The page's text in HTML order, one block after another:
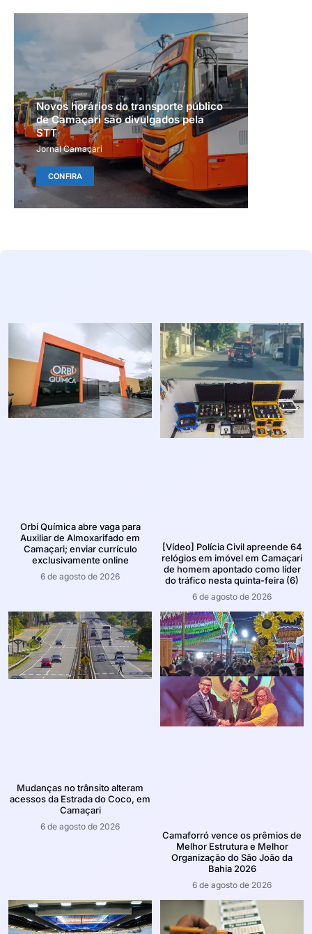
Novos horários do transporte público
de Camaçari são divulgados pela
STT
Jornal Camaçari
CONFIRA
Orbi Química abre vaga para
Auxiliar de Almoxarifado em
Camaçari; enviar currículo
exclusivamente online
6 de agosto de 2026
[Vídeo] Polícia Civil apreende 64
relógios em imóvel em Camaçari
de homem apontado como líder
do tráfico nesta quinta-feira (6)
6 de agosto de 2026
Mudanças no trânsito alteram
acessos da Estrada do Coco, em
Camaçari
6 de agosto de 2026
Camaforró vence os prêmios de
Melhor Estrutura e Melhor
Organização do São João da
Bahia 2026
6 de agosto de 2026